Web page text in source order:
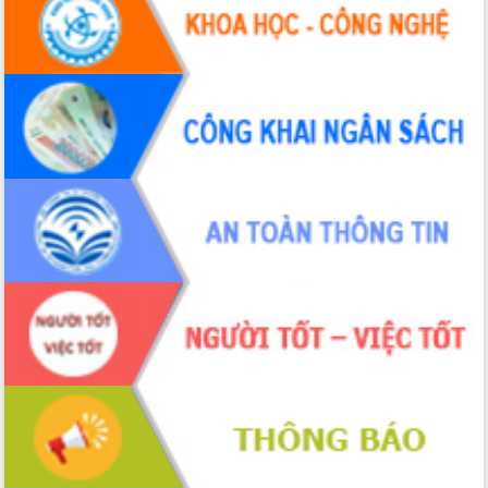
Hội thảo khoa học “Giải pháp thúc đẩy
phát triển nền kinh tế xanh tại tỉnh
Đắk Lắk”
Tăng cường giám sát, đôn đốc thực
hiện nhiệm vụ quản lý tài sản công
hàng tuần
Tháo gỡ những vướng mắc, đẩy mạnh
công tác cải cách thủ tục hành chính
tại Trung tâm Phục vụ hành chính
công tỉnh
Đắk Lắk: Tôn vinh 46 giải pháp tại Hội
thi Sáng tạo Kỹ thuật 2024 - 2025
Đắk Lắk rà soát, điều chỉnh Đề án 190
về phát triển nuôi trồng thủy sản
Phó Chủ tịch UBND tỉnh Đắk Lắk
Trương Công Thái kiểm tra thực địa
Dự án cao tốc Khánh Hòa - Buôn Ma
Thuột
Định vị cà phê Việt Nam như một “di
sản sống” trong dòng chảy toàn cầu